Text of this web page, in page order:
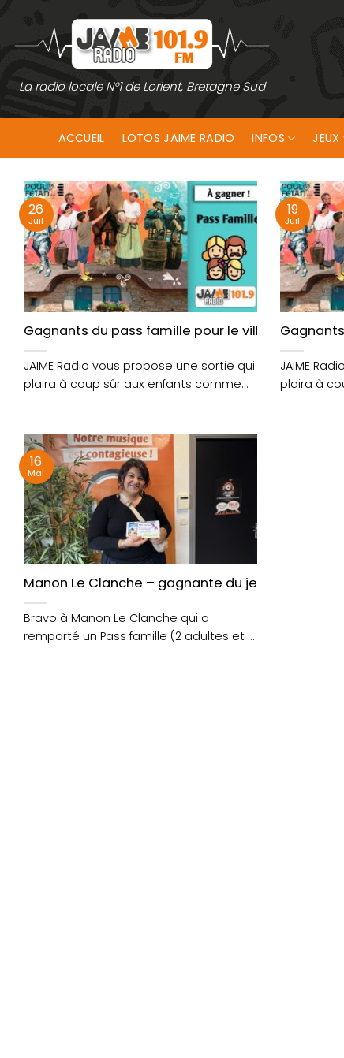
contenu
La radio locale N°1 de Lorient, Bretagne Sud
ACCUEIL LOTOS JAIME RADIO INFOS JEUX
Gagnants du pass famille pour le village de
JAIME Radio vous propose une sortie qui
plaira à coup sûr aux enfants comme
26
Juil
JAIME
plaira à
19
Juil
Manon Le Clanche – gagnante du jeu « Poul Fetan
Bravo à Manon Le Clanche qui a
remporté un Pass famille (2 adultes et 2
16
Mai